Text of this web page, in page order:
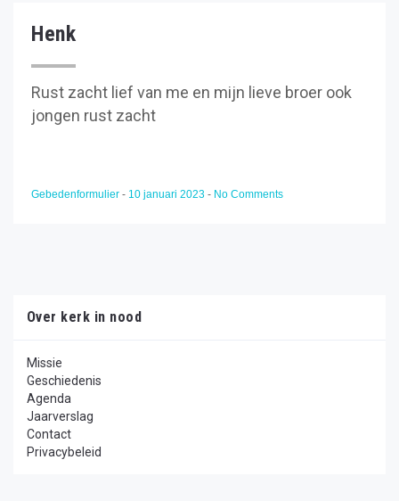
Henk
Rust zacht lief van me en mijn lieve broer ook
jongen rust zacht
Gebedenformulier - 10 januari 2023 - No Comments
Over kerk in nood
Missie
Geschiedenis
Agenda
Jaarverslag
Contact
Privacybeleid